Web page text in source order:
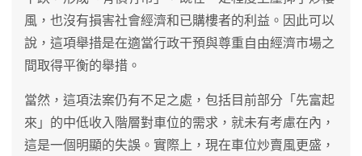
風，也沒有損害社會經濟和已購樓者的利益。因此可以
說，這項舉措是在適當行政干預與尊重自由經濟市場之
間取得平衡的舉措。
當然，這項法案仍有不足之處，包括目前部分「先富起
來」的中低收入階層對車位的需求，就未有考慮在內，
這是一個明顯的失誤。實際上，現在車位炒賣風更盛，